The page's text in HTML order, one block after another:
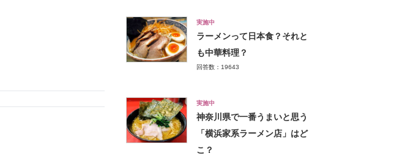
実施中
ラーメンって日本食？それと
も中華料理？
回答数：19643
実施中
神奈川県で一番うまいと思う
「横浜家系ラーメン店」はど
こ？